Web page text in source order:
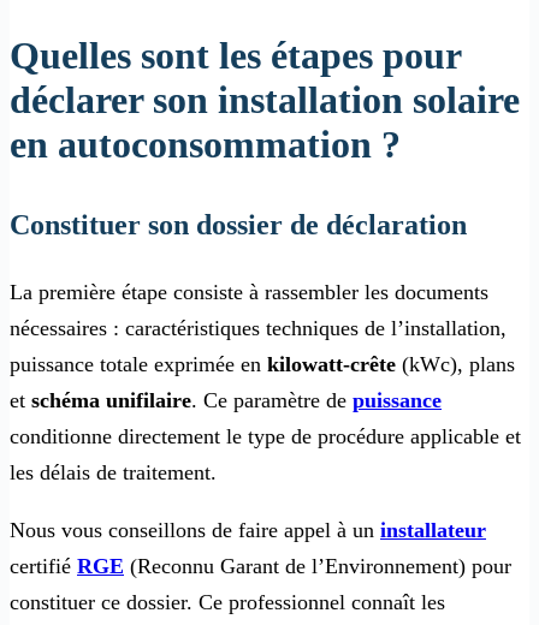
Quelles sont les étapes pour
déclarer son installation solaire
en autoconsommation ?
Constituer son dossier de déclaration
La première étape consiste à rassembler les documents
nécessaires : caractéristiques techniques de l’installation,
puissance totale exprimée en kilowatt-crête (kWc), plans
et schéma unifilaire. Ce paramètre de puissance
conditionne directement le type de procédure applicable et
les délais de traitement.
Nous vous conseillons de faire appel à un installateur
certifié RGE (Reconnu Garant de l’Environnement) pour
constituer ce dossier. Ce professionnel connaît les